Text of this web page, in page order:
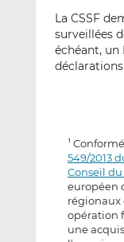
La CSSF
surveillées
échéant, un
déclarations
1
549/2013
Conseil du
européen
régionaux
opération
une